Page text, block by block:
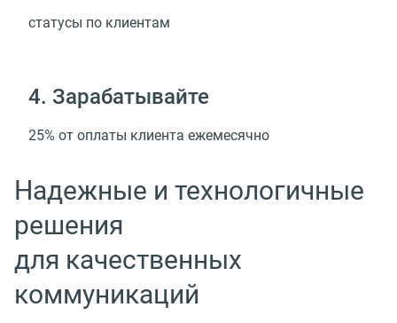
статусы по клиентам
4. Зарабатывайте
25% от оплаты клиента ежемесячно
Надежные и технологичные
решения
для качественных
коммуникаций